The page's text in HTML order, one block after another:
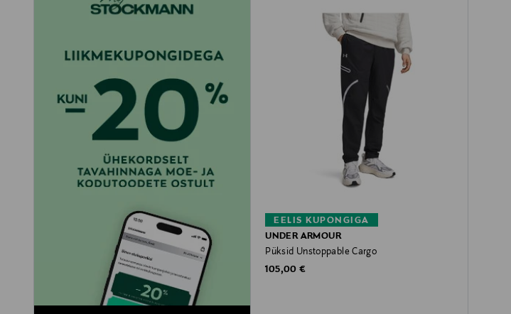
EELIS KUPONGIGA
UNDER ARMOUR
Püksid Unstoppable Cargo
Original Price
105,00 €